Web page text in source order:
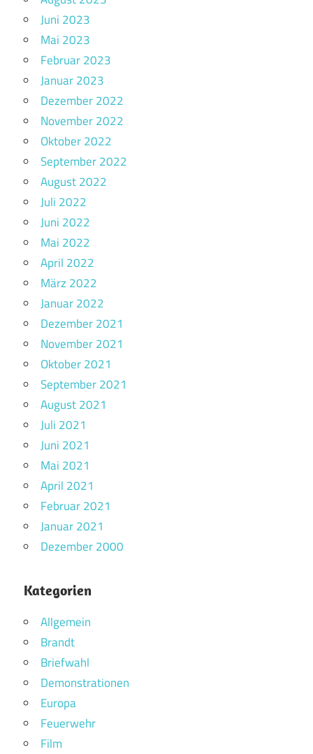
Juni 2023
Mai 2023
Februar 2023
Januar 2023
Dezember 2022
November 2022
Oktober 2022
September 2022
August 2022
Juli 2022
Juni 2022
Mai 2022
April 2022
März 2022
Januar 2022
Dezember 2021
November 2021
Oktober 2021
September 2021
August 2021
Juli 2021
Juni 2021
Mai 2021
April 2021
Februar 2021
Januar 2021
Dezember 2000
Kategorien
Allgemein
Brandt
Briefwahl
Demonstrationen
Europa
Feuerwehr
Film